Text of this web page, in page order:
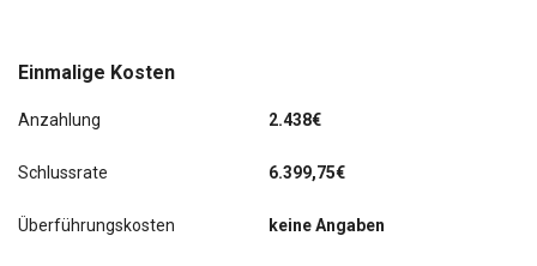
Einmalige Kosten
Anzahlung 2.438€
Schlussrate 6.399,75€
Überführungskosten keine Angaben